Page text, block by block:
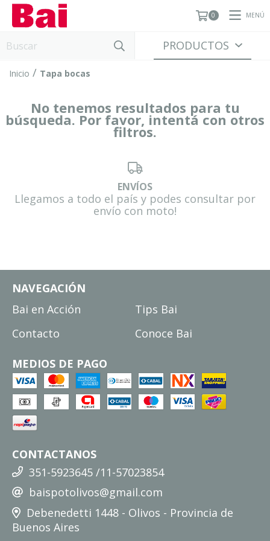
0 MENÚ
PRODUCTOS
Inicio / Tapa bocas
No tenemos resultados para tu
búsqueda. Por favor, intentá con otros
filtros.
ENVÍOS
Llegamos a todo el país y podes consultar por
envío con moto!
NAVEGACIÓN
Bai en Acción
Tips Bai
Contacto
Conoce Bai
MEDIOS DE PAGO
CONTACTANOS
351-5923645 /11-57023854
baispotolivos@gmail.com
Debenedetti 1448 - Olivos - Provincia de
Buenos Aires